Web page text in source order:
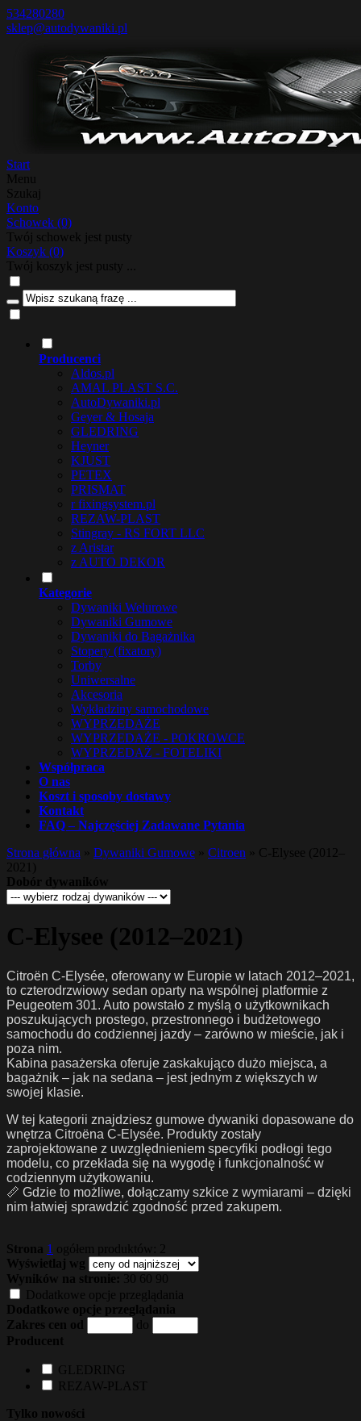
534280280
sklep@autodywaniki.pl
Start
Menu
Szukaj
Konto
Schowek (0)
Twój schowek jest pusty
Koszyk (0)
Twój koszyk jest pusty ...
Producenci
Aldos.pl
AMAL PLAST S.C.
AutoDywaniki.pl
Geyer & Hosaja
GLEDRING
Heyner
KJUST
PETEX
PRISMAT
r fixingsystem.pl
REZAW-PLAST
Stingray - RS FORT LLC
z Aristar
z AUTO DEKOR
Kategorie
Dywaniki Welurowe
Dywaniki Gumowe
Dywaniki do Bagażnika
Stopery (fixatory)
Torby
Uniwersalne
Akcesoria
Wykładziny samochodowe
WYPRZEDAŻE
WYPRZEDAŻE - POKROWCE
WYPRZEDAŻ - FOTELIKI
Współpraca
O nas
Koszt i sposoby dostawy
Kontakt
FAQ – Najczęściej Zadawane Pytania
Strona główna » Dywaniki Gumowe » Citroen » C-Elysee (2012–
2021)
Dobór dywaników
C-Elysee (2012–2021)
Citroën C-Elysée, oferowany w Europie w latach 2012–2021,
to czterodrzwiowy sedan oparty na wspólnej platformie z
Peugeotem 301. Auto powstało z myślą o użytkownikach
poszukujących prostego, przestronnego i budżetowego
samochodu do codziennej jazdy – zarówno w mieście, jak i
poza nim.
Kabina pasażerska oferuje zaskakująco dużo miejsca, a
bagażnik – jak na sedana – jest jednym z większych w
swojej klasie.
W tej kategorii znajdziesz gumowe dywaniki dopasowane do
wnętrza Citroëna C-Elysée. Produkty zostały
zaprojektowane z uwzględnieniem specyfiki podłogi tego
modelu, co przekłada się na wygodę i funkcjonalność w
codziennym użytkowaniu.
📏 Gdzie to możliwe, dołączamy szkice z wymiarami – dzięki
nim łatwiej sprawdzić zgodność przed zakupem.
Strona 1 ogółem produktów: 2
Wyświetlaj wg
Wyników na stronie:
30 60 90
Dodatkowe opcje przeglądania
Dodatkowe opcje przeglądania
Zakres cen od
do
Producent
GLEDRING
REZAW-PLAST
Tylko nowości